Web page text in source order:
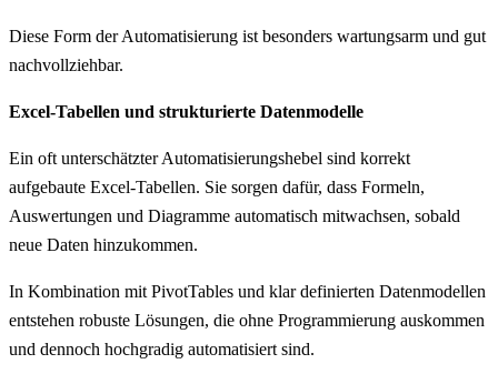
Diese Form der Automatisierung ist besonders wartungsarm und gut
nachvollziehbar.
Excel-Tabellen und strukturierte Datenmodelle
Ein oft unterschätzter Automatisierungshebel sind korrekt
aufgebaute Excel-Tabellen. Sie sorgen dafür, dass Formeln,
Auswertungen und Diagramme automatisch mitwachsen, sobald
neue Daten hinzukommen.
In Kombination mit PivotTables und klar definierten Datenmodellen
entstehen robuste Lösungen, die ohne Programmierung auskommen
und dennoch hochgradig automatisiert sind.